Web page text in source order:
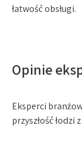
łatwość obsługi.
Opinie
Eksperci
przyszłość łodzi